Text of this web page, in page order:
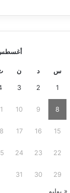
أغسطس
س د ن
1
2
3
8
9
10
15
16
17
22
23
24
29
30
31
« يوليو